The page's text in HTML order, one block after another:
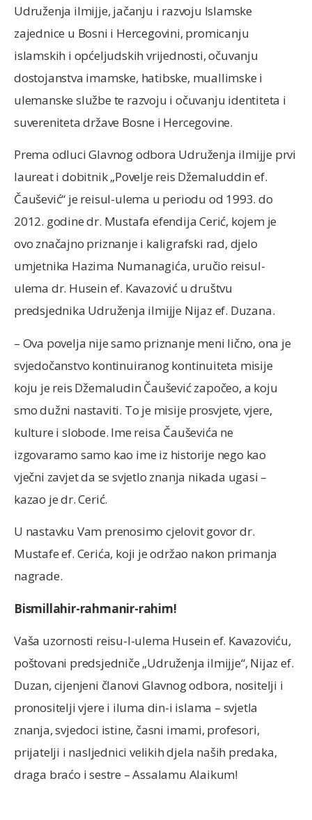
Udruženja ilmijje, jačanju i razvoju Islamske
zajednice u Bosni i Hercegovini, promicanju
islamskih i općeljudskih vrijednosti, očuvanju
dostojanstva imamske, hatibske, muallimske i
ulemanske službe te razvoju i očuvanju identiteta i
suvereniteta države Bosne i Hercegovine.
Prema odluci Glavnog odbora Udruženja ilmijje prvi
laureat i dobitnik „Povelje reis Džemaluddin ef.
Čaušević“ je reisul-ulema u periodu od 1993. do
2012. godine dr. Mustafa efendija Cerić, kojem je
ovo značajno priznanje i kaligrafski rad, djelo
umjetnika Hazima Numanagića, uručio reisul-
ulema dr. Husein ef. Kavazović u društvu
predsjednika Udruženja ilmijje Nijaz ef. Duzana.
– Ova povelja nije samo priznanje meni lično, ona je
svjedočanstvo kontinuiranog kontinuiteta misije
koju je reis Džemaludin Čaušević započeo, a koju
smo dužni nastaviti. To je misije prosvjete, vjere,
kulture i slobode. Ime reisa Čauševića ne
izgovaramo samo kao ime iz historije nego kao
vječni zavjet da se svjetlo znanja nikada ugasi –
kazao je dr. Cerić.
U nastavku Vam prenosimo cjelovit govor dr.
Mustafe ef. Cerića, koji je održao nakon primanja
nagrade.
Bismillahir-rahmanir-rahim!
Vaša uzornosti reisu-l-ulema Husein ef. Kavazoviću,
poštovani predsjedniče „Udruženja ilmijje“, Nijaz ef.
Duzan, cijenjeni članovi Glavnog odbora, nositelji i
pronositelji vjere i iluma din-i islama – svjetla
znanja, svjedoci istine, časni imami, profesori,
prijatelji i nasljednici velikih djela naših predaka,
draga braćo i sestre – Assalamu Alaikum!